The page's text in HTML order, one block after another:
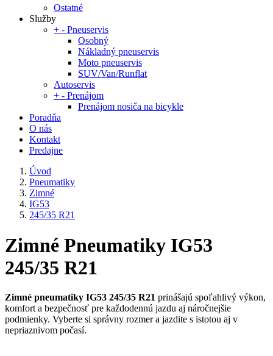
Ostatné
Služby
+ - Pneuservis
Osobný
Nákladný pneuservis
Moto pneuservis
SUV/Van/Runflat
Autoservis
+ - Prenájom
Prenájom nosiča na bicykle
Poradňa
O nás
Kontakt
Predajne
Úvod
Pneumatiky
Zimné
IG53
245/35 R21
Zimné Pneumatiky IG53
245/35 R21
Zimné pneumatiky IG53 245/35 R21 prinášajú spoľahlivý výkon,
komfort a bezpečnosť pre každodennú jazdu aj náročnejšie
podmienky. Vyberte si správny rozmer a jazdite s istotou aj v
nepriaznivom počasí.